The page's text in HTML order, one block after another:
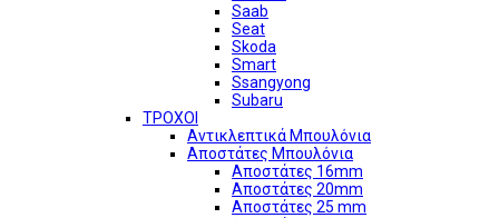
Saab
Seat
Skoda
Smart
Ssangyong
Subaru
ΤΡΟΧΟΙ
Αντικλεπτικά Μπουλόνια
Αποστάτες Μπουλόνια
Αποστάτες 16mm
Αποστάτες 20mm
Αποστάτες 25 mm